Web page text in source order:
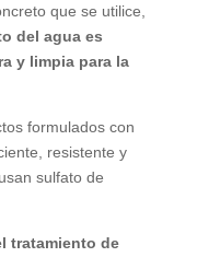
que se utilice,
del agua es
y limpia para la
formulados con
resistente y
sulfato de
tratamiento de